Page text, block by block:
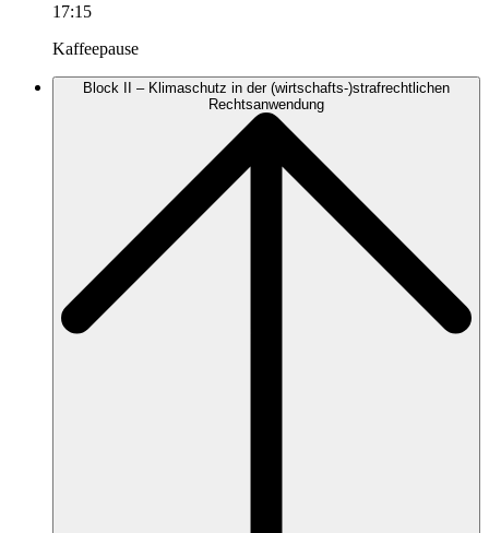
17:15
Kaffeepause
Block II – Klimaschutz in der (wirtschafts-)strafrechtlichen
Rechtsanwendung